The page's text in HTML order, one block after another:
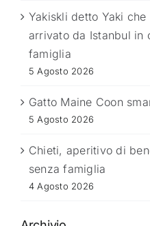
Yakiskli detto Yaki
arrivato da Istanbul in
famiglia
5 Agosto 2026
Gatto Maine Coon
5 Agosto 2026
Chieti, aperitivo di
senza famiglia
4 Agosto 2026